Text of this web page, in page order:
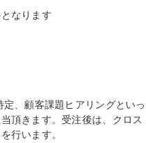
なります
、顧客課題ヒアリングといっ
頂きます。受注後は、クロス
行います。